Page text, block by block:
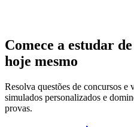
Comece a estudar
hoje mesmo
Resolva questões de concursos
simulados personalizados e
provas.